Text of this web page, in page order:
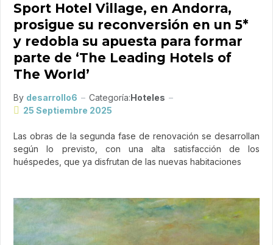
Sport Hotel Village, en Andorra,
prosigue su reconversión en un 5*
y redobla su apuesta para formar
parte de ‘The Leading Hotels of
The World’
By desarrollo6 Categoría:Hoteles
25 Septiembre 2025
Las obras de la segunda fase de renovación se desarrollan
según lo previsto, con una alta satisfacción de los
huéspedes, que ya disfrutan de las nuevas habitaciones